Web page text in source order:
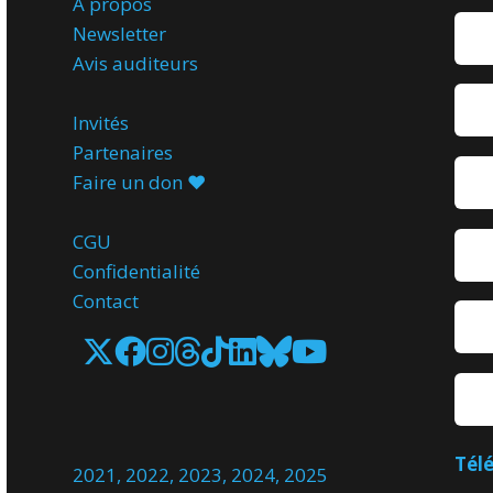
Newsletter
Avis auditeurs
Invités
Partenaires
Faire un don ♥️
CGU
Confidentialité
Contact
2021, 2022, 2023, 2024, 2025